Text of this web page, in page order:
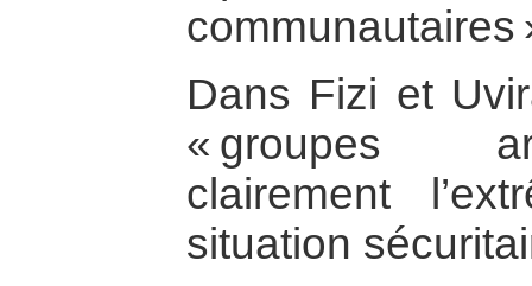
communautaires
Dans Fizi et
« groupes
clairement
situation